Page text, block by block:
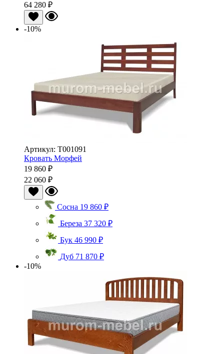
64 280 ₽
-10%
Артикул: Т001091
Кровать Морфей
19 860 ₽
22 060 ₽
Сосна 19 860 ₽
Береза 37 320 ₽
Бук 46 990 ₽
Дуб 71 870 ₽
-10%